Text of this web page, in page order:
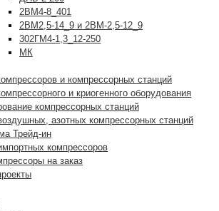
2ВМ4-8_401
2ВМ2,5-14_9 и 2ВМ-2,5-12_9
302ГМ4-1,3_12-250
МК
и компрессорных станций
и криогенного оборудования
компрессорных станций
азотных компрессорных станций
Трейд-ин
компрессоров
на заказ